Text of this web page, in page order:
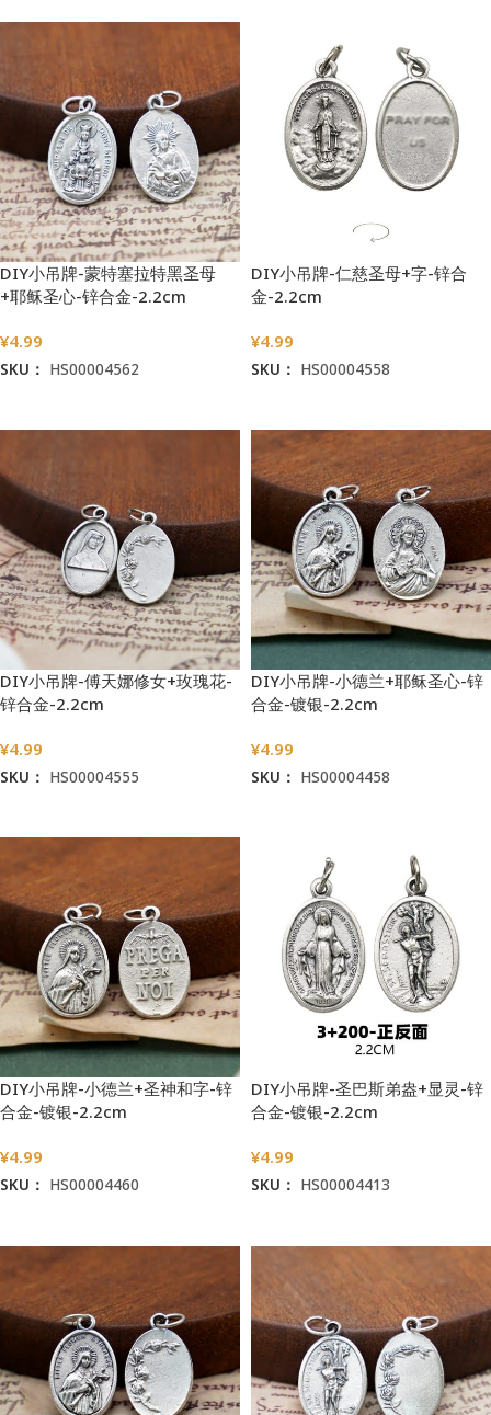
DIY小吊牌-蒙特塞拉特黑圣母
+耶稣圣心-锌合金-2.2cm
¥4.99
SKU： HS00004562
DIY小吊牌-仁慈圣母+字-锌合
金-2.2cm
¥4.99
SKU： HS00004558
DIY小吊牌-傅天娜修女+玫瑰花-
锌合金-2.2cm
¥4.99
SKU： HS00004555
DIY小吊牌-小德兰+耶稣圣心-锌
合金-镀银-2.2cm
¥4.99
SKU： HS00004458
DIY小吊牌-小德兰+圣神和字-锌
合金-镀银-2.2cm
¥4.99
SKU： HS00004460
DIY小吊牌-圣巴斯弟盎+显灵-锌
合金-镀银-2.2cm
¥4.99
SKU： HS00004413